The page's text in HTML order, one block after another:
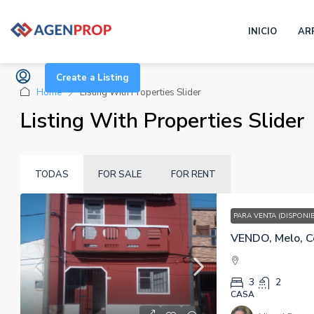
INICIO
Create a Listing
Other Features
Home Listing With Properties Slider
Listing With Properties Slider
TODAS FOR SALE FOR RENT
PARA VENTA
VENDO, Melo,
3 2
CASA